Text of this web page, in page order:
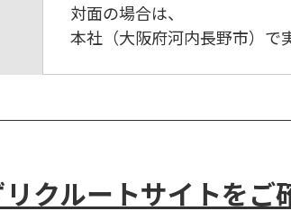
対面の場合は、
本社（大阪府河内長野市）で
クルートサイトをご